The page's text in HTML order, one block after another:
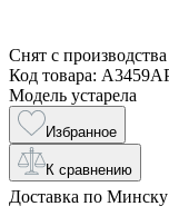
Снят с производства
Код товара:
Модель устарела
Избранное
К сравнению
Доставка по Минску